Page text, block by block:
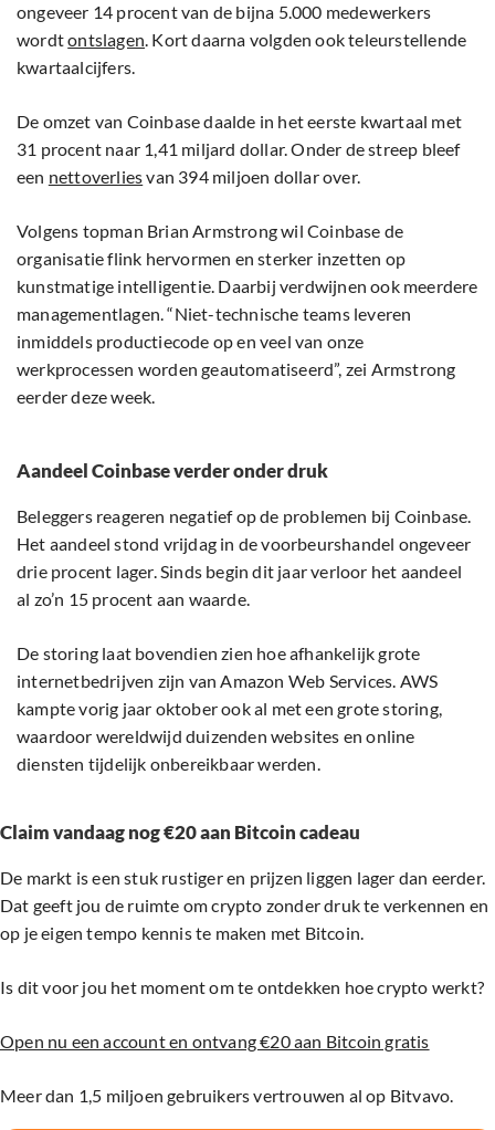
ongeveer 14 procent van de bijna 5.000 medewerkers
wordtontslagen. Kort daarna volgden ook teleurstellende
kwartaalcijfers.
De omzet van Coinbase daalde in het eerste kwartaal met
31 procent naar 1,41 miljard dollar. Onder de streep bleef
een nettoverliesvan 394 miljoen dollar over.
Volgens topman Brian Armstrong wil Coinbase de
organisatie flink hervormen en sterker inzetten op
kunstmatige intelligentie. Daarbij verdwijnen ook meerdere
managementlagen. “Niet-technische teams leveren
inmiddels productiecode op en veel van onze
werkprocessen worden geautomatiseerd”, zei Armstrong
eerder deze week.
Aandeel Coinbase verder onder druk
Beleggers reageren negatief op de problemen bij Coinbase.
Het aandeel stond vrijdag in de voorbeurshandel ongeveer
drie procent lager. Sinds begin dit jaar verloor het aandeel
al zo’n 15 procent aan waarde.
De storing laat bovendien zien hoe afhankelijk grote
internetbedrijven zijn van Amazon Web Services. AWS
kampte vorig jaar oktober ook al met een grote storing,
waardoor wereldwijd duizenden websites en online
diensten tijdelijk onbereikbaar werden.
Claim vandaag nog €20 aan Bitcoin cadeau
De markt is een stuk rustiger en prijzen liggen lager dan eerder.
Dat geeft jou de ruimte om crypto zonder druk te verkennen en
op je eigen tempo kennis te maken met Bitcoin.
Is dit voor jou het moment om te ontdekken hoe crypto werkt?
Open nu een account en ontvang €20 aan Bitcoin gratis
Meer dan 1,5 miljoen gebruikers vertrouwen al op Bitvavo.